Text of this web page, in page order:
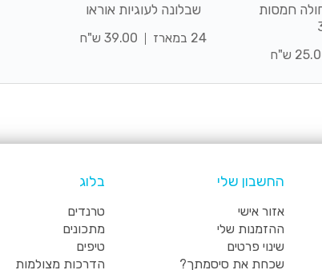
חמסות
ש"ח
שבלונה לעוגיות אוראו
24 במארז 39.00 ש"ח
החשבון שלי
אזור אישי
ההזמנות שלי
שינוי פרטים
שכחת את סיסמתך?
בלוג
טרנדים
מתכונים
טיפים
הדרכות מצולמות